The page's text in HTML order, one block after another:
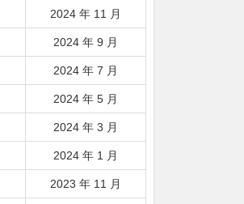
2024 年 11 月
2024 年 9 月
2024 年 7 月
2024 年 5 月
2024 年 3 月
2024 年 1 月
2023 年 11 月